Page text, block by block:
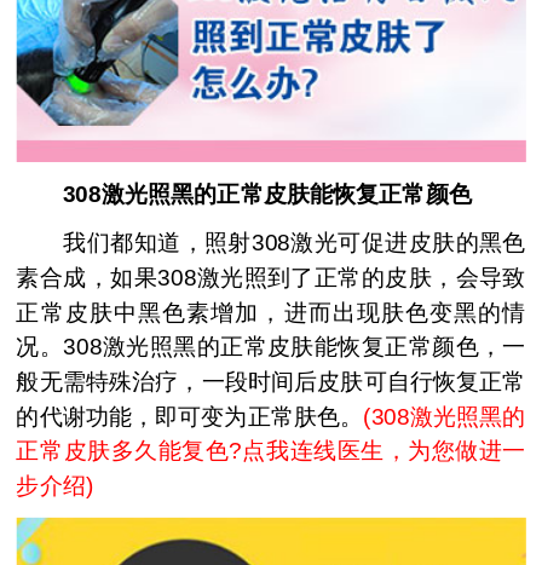
308激光照黑的正常皮肤能恢复正常颜色
我们都知道，照射308激光可促进皮肤的黑色
素合成，如果308激光照到了正常的皮肤，会导致
正常皮肤中黑色素增加，进而出现肤色变黑的情
况。308激光照黑的正常皮肤能恢复正常颜色，一
般无需特殊治疗，一段时间后皮肤可自行恢复正常
的代谢功能，即可变为正常肤色。 (308激光照黑的
正常皮肤多久能复色?点我连线医生，为您做进一
步介绍)